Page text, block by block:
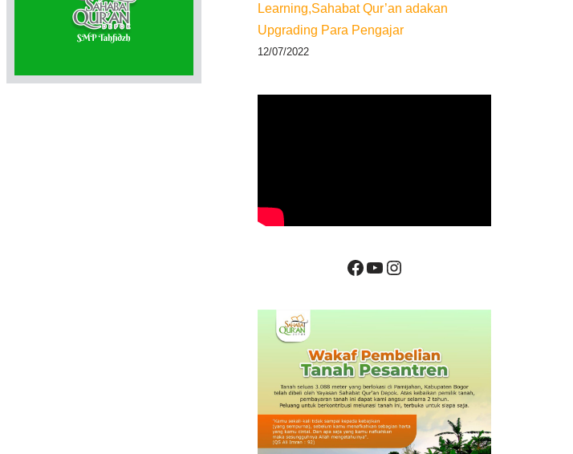
Learning,Sahabat Qur’an adakan
Upgrading Para Pengajar
12/07/2022